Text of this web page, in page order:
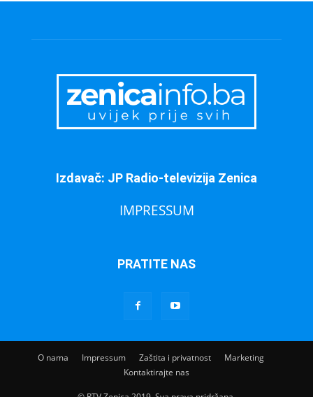
Izdavač: JP Radio-televizija Zenica
IMPRESSUM
PRATITE NAS
O nama Impressum Zaštita i privatnost
Marketing
Kontaktirajte nas